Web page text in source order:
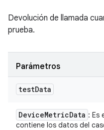
Devolución de llamada
prueba.
Parámetros
testData
DeviceMetricData : Es
contiene los datos del